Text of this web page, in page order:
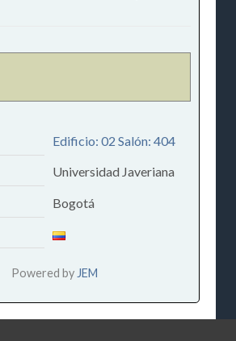
Edificio: 02 Salón: 404
Universidad Javeriana
Bogotá
Powered by JEM